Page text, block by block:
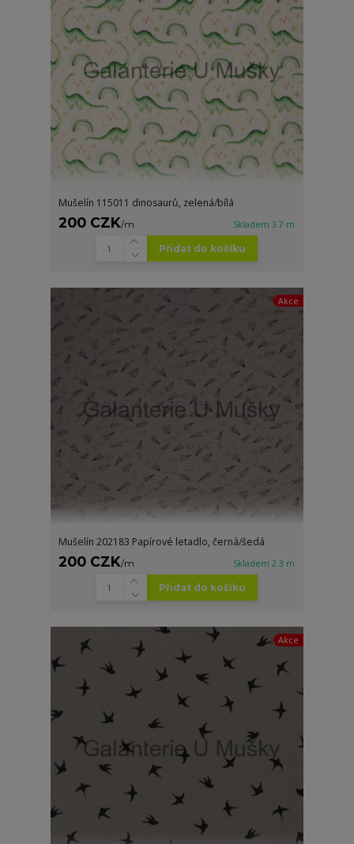
Mušelín 115011 dinosaurů, zelená/bílá
200 CZK/m Skladem 3.7 m
Přidat do košíku
Akce
Mušelín 202183 Papírové letadlo, černá/šedá
200 CZK/m Skladem 2.3 m
Přidat do košíku
Akce